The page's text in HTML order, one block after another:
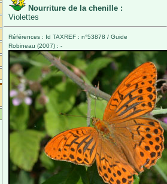
Nourriture de la chenille :
Violettes
Références : Id TAXREF : n°53878 / Guide
Robineau (2007) : -